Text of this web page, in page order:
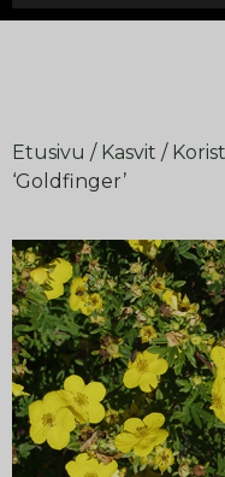
Etusivu / Kasvit /
‘Goldfinger’